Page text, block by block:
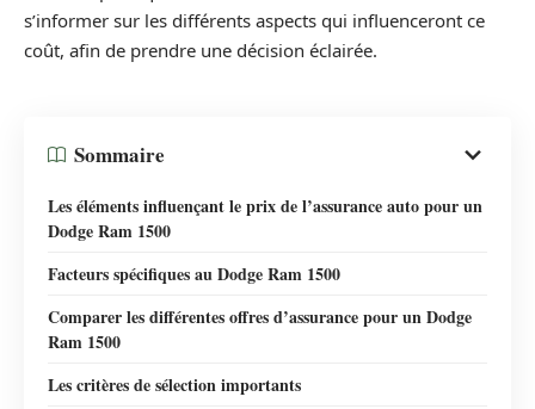
s’informer sur les différents aspects qui influenceront ce
coût, afin de prendre une décision éclairée.
Sommaire
Les éléments influençant le prix de l’assurance auto pour un
Dodge Ram 1500
Facteurs spécifiques au Dodge Ram 1500
Comparer les différentes offres d’assurance pour un Dodge
Ram 1500
Les critères de sélection importants